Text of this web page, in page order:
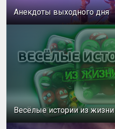
Анекдоты выходного дня
Весёлые истории из жизни